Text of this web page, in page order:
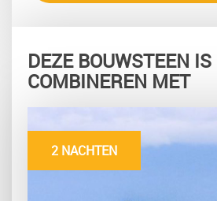
DEZE BOUWSTEEN IS
COMBINEREN MET
2 NACHTEN